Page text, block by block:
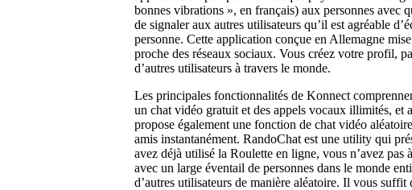
bonnes vibrations », en français) aux personnes avec
de signaler aux autres utilisateurs qu’il est agréable
personne. Cette application conçue en Allemagne
proche des réseaux sociaux. Vous créez votre profil,
d’autres utilisateurs à travers le monde.
Les principales fonctionnalités de Konnect
un chat vidéo gratuit et des appels vocaux illimités,
propose également une fonction de chat vidéo
amis instantanément. RandoChat est une utility qui
avez déjà utilisé la Roulette en ligne, vous n’avez
avec un large éventail de personnes dans le monde
d’autres utilisateurs de manière aléatoire. Il vous